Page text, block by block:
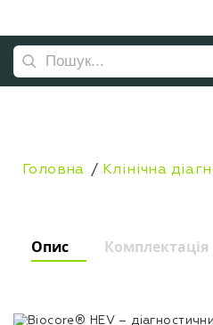
Головна Клінічна
Опис Комплектація